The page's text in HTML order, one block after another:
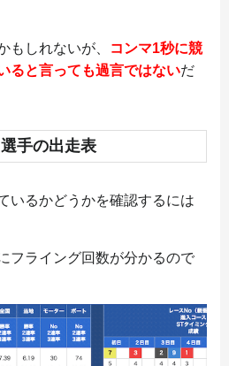
もしれないが、
コンマ1秒に競
ると言っても過言ではないだ
手の出走表
いるかどうかを確認するには
フライング回数が分かるので